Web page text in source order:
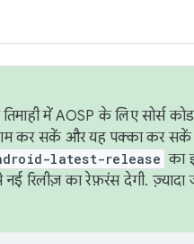
में AOSP के लिए सोर्स
कर सकें और यह पक्का कर सकें कि
latest-release का
रिलीज़ का रेफ़रंस देगी. ज़्यादा